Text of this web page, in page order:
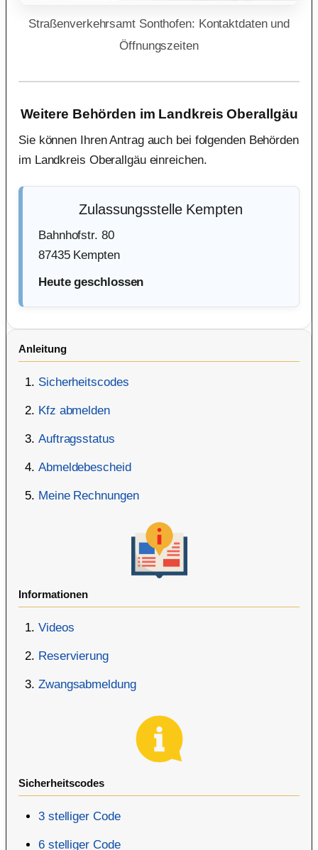
Anleitung
Sicherheitscodes
Kfz abmelden
Auftragsstatus
Abmeldebescheid
Meine Rechnungen
Informationen
Videos
Reservierung
Zwangsabmeldung
Sicherheitscodes
3 stelliger Code
6 stelliger Code
Straßenverkehrsamt Sonthofen: Kontaktdaten und
Öffnungszeiten
Weitere Behörden im Landkreis Oberallgäu
Sie können Ihren Antrag auch bei folgenden Behörden
im Landkreis Oberallgäu einreichen.
Zulassungsstelle Kempten
Bahnhofstr. 80
87435 Kempten
Heute geschlossen